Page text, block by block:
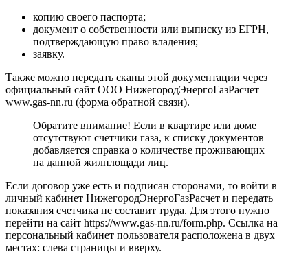
копию своего паспорта;
документ о собственности или выписку из ЕГРН,
подтверждающую право владения;
заявку.
Также можно передать сканы этой документации через
официальный сайт ООО НижегородЭнергоГазРасчет
www.gas-nn.ru (форма обратной связи).
Обратите внимание! Если в квартире или доме
отсутствуют счетчики газа, к списку документов
добавляется справка о количестве проживающих
на данной жилплощади лиц.
Если договор уже есть и подписан сторонами, то войти в
личный кабинет НижегородЭнергоГазРасчет и передать
показания счетчика не составит труда. Для этого нужно
перейти на сайт https://www.gas-nn.ru/form.php. Ссылка на
персональный кабинет пользователя расположена в двух
местах: слева страницы и вверху.